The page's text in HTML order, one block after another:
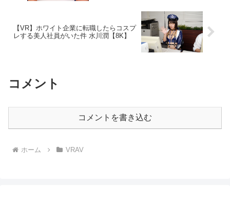
で、最後…だから好きにしていいです
よ」って甘やかしたら、、、中出ししや
がって！調子に乗りすぎ！録画データを
見せて、二度と悪さしないように脅して
キレイさっぱり、サヨナラしました
リ！！超密着ゼロ距離SEX！天井・地
面・顔面特化！エッチすぎるキスハメ展
開！こんなキレイなお姉さんと溺愛いち
ゃいちゃ同棲してみませんかボクはした
【VR】ホワイト企業に転職したらコスプ
レする美人社員がいた件 水川潤【8K】
コメント
コメントを書き込む
ホーム VRAV